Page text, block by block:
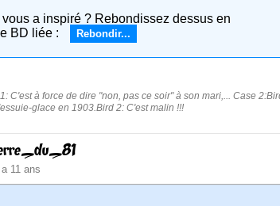
a inspiré ? Rebondissez dessus en
BD liée :
Rebondir...
C'est à force de dire "non, pas ce soir" à son mari,... Case
glace en 1903.Bird 2: C'est malin !!!
11 ans